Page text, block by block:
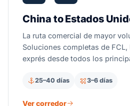
China to Estados
La ruta comercial de mayor
Soluciones completas de FCL,
exprés desde todos los
301 y agenciamiento aduanero.
25–40 días 3–6 días
Ver corredor